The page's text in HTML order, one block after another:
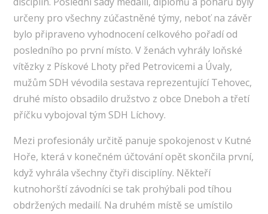
určeny pro všechny zúčastněné týmy, neboť na závěr
bylo připraveno vyhodnocení celkového pořadí od
posledního po první místo. V ženách vyhrály loňské
vítězky z Pískové Lhoty před Petrovicemi a Úvaly,
mužům SDH vévodila sestava reprezentující Tehovec,
druhé místo obsadilo družstvo z obce Dneboh a třetí
příčku vybojoval tým SDH Líchovy.
Mezi profesionály určitě panuje spokojenost v Kutné
Hoře, která v konečném účtování opět skončila první,
když vyhrála všechny čtyři disciplíny. Někteří
kutnohorští závodníci se tak prohýbali pod tíhou
obdržených medailí. Na druhém místě se umístilo